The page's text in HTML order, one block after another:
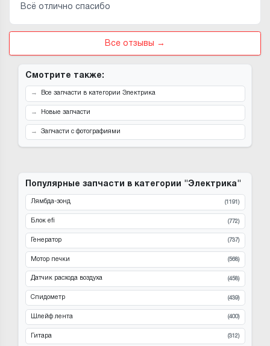
Всё отлично спасибо
Все отзывы →
Смотрите также:
Все запчасти в категории Электрика
Новые запчасти
Запчасти с фотографиями
Популярные запчасти в категории "Электрика"
Лямбда-зонд (1191)
Блок efi (772)
Генератор (737)
Мотор печки (568)
Датчик расхода воздуха (458)
Спидометр (439)
Шлейф лента (400)
Гитара (312)